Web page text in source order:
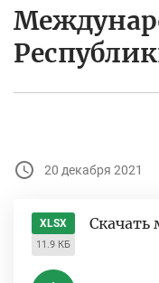
20 декабря 2021
XLSX
11.9 КБ
Скачать